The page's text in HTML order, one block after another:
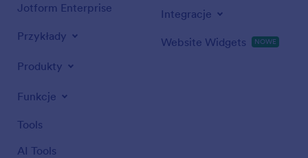
Jotform Enterprise
Przykłady
Produkty
Funkcje
Tools
AI Tools
Integracje
Website Widgets NOWE